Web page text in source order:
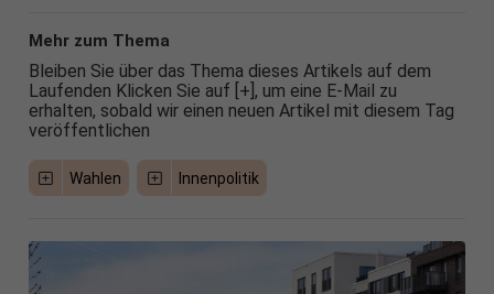
Mehr zum Thema
Bleiben Sie über das Thema dieses Artikels auf dem
Laufenden Klicken Sie auf [+], um eine E-Mail zu
erhalten, sobald wir einen neuen Artikel mit diesem Tag
veröffentlichen
Wahlen Innenpolitik